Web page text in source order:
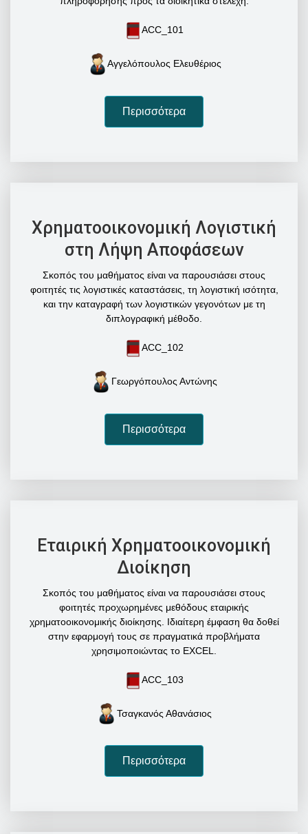
ACC_101
Αγγελόπουλος Ελευθέριος
Περισσότερα
Χρηματοοικονομική Λογιστική
στη Λήψη Αποφάσεων
Σκοπός του μαθήματος είναι να παρουσιάσει στους
φοιτητές τις λογιστικές καταστάσεις, τη λογιστική ισότητα,
και την καταγραφή των λογιστικών γεγονότων με τη
διπλογραφική μέθοδο.
ACC_102
Γεωργόπουλος Αντώνης
Περισσότερα
Εταιρική Χρηματοοικονομική
Διοίκηση
Σκοπός του μαθήματος είναι να παρουσιάσει στους
φοιτητές προχωρημένες μεθόδους εταιρικής
χρηματοοικονομικής διοίκησης. Ιδιαίτερη έμφαση θα δοθεί
στην εφαρμογή τους σε πραγματικά προβλήματα
χρησιμοποιώντας το EXCEL.
ACC_103
Τσαγκανός Αθανάσιος
Περισσότερα